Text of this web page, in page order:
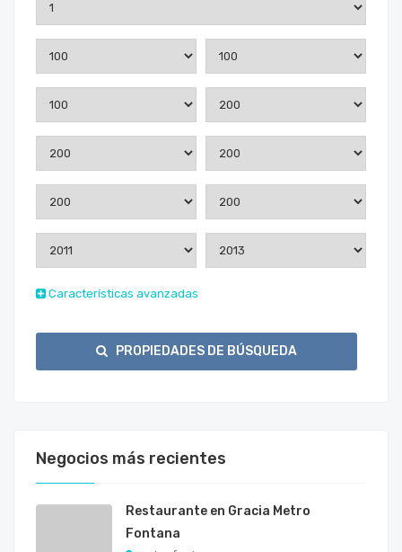
Características avanzadas
PROPIEDADES DE BÚSQUEDA
Negocios más recientes
Restaurante en Gracia Metro
Fontana